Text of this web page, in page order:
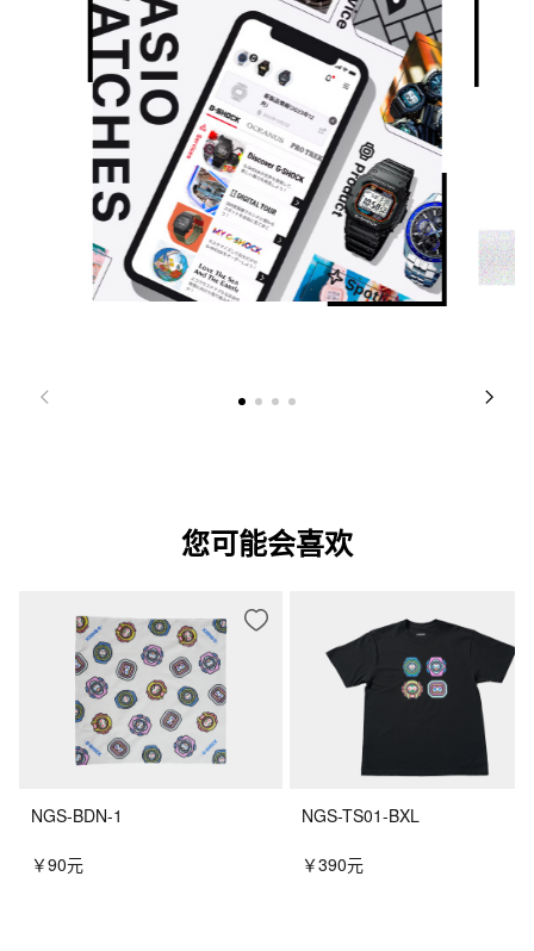
您可能会喜欢
NGS-BDN-1
￥90元
NGS-TS01-BXL
￥390元